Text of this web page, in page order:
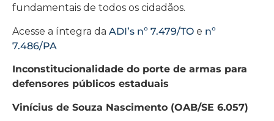
fundamentais de todos os cidadãos.
Acesse a íntegra da ADI’s nº 7.479/TO e nº
7.486/PA
Inconstitucionalidade do porte de armas para
defensores públicos estaduais
Vinícius de Souza Nascimento (OAB/SE 6.057)